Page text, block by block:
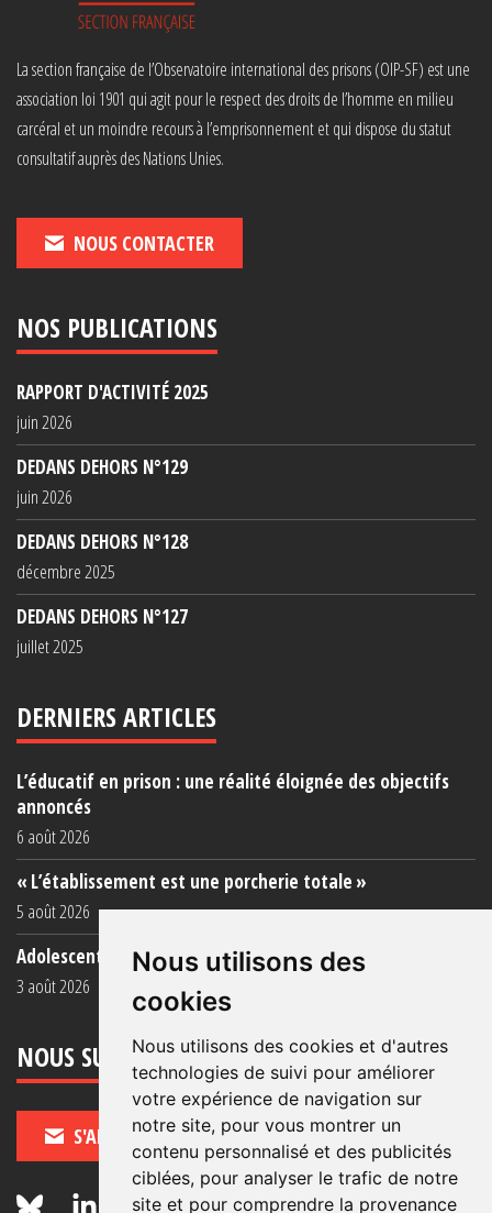
Nous utilisons des
cookies
Nous utilisons des cookies et d'autres
technologies de suivi pour améliorer
votre expérience de navigation sur
notre site, pour vous montrer un
contenu personnalisé et des publicités
ciblées, pour analyser le trafic de notre
site et pour comprendre la provenance
La section française de l’Observatoire international des prisons (OIP-SF) est une
association loi 1901 qui agit pour le respect des droits de l’homme en milieu
carcéral et un moindre recours à l’emprisonnement et qui dispose du statut
consultatif auprès des Nations Unies.
NOUS CONTACTER
NOS PUBLICATIONS
RAPPORT D'ACTIVITÉ 2025
juin 2026
DEDANS DEHORS N°129
juin 2026
DEDANS DEHORS N°128
décembre 2025
DEDANS DEHORS N°127
juillet 2025
DERNIERS ARTICLES
L’éducatif en prison : une réalité éloignée des objectifs
annoncés
6 août 2026
« L’établissement est une porcherie totale »
5 août 2026
Adolescent·es incarcéré·es : une faillite collective
3 août 2026
NOUS SUIVRE
S'ABONNER